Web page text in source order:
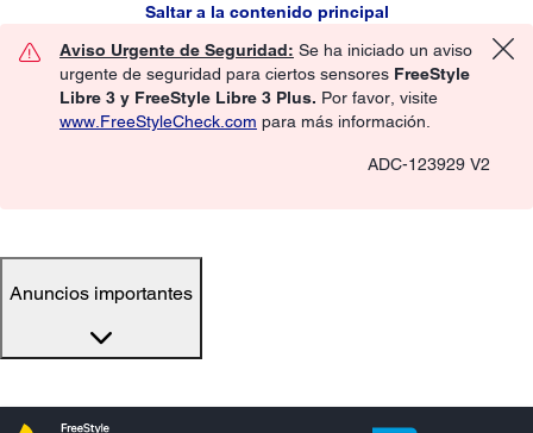
Saltar a la contenido principal
Aviso Urgente de Seguridad: Se ha iniciado un aviso
urgente de seguridad para ciertos sensores FreeStyle
Libre 3 y FreeStyle Libre 3 Plus. Por favor, visite
www.FreeStyleCheck.com para más información.
ADC-123929 V2
Anuncios importantes